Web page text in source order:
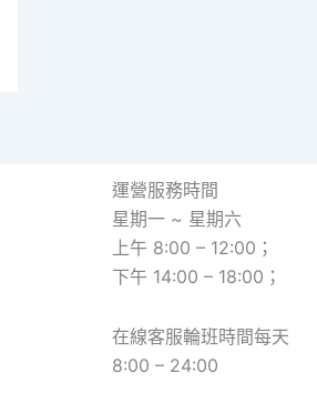
運營服務時間
星期一 ~ 星期六
上午 8:00 – 12:00；
下午 14:00 – 18:00；
在線客服輪班時間每天
8:00 – 24:00